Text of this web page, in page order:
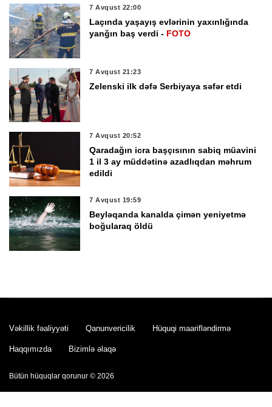
7 Avqust 22:00
Laçında yaşayış evlərinin yaxınlığında
yanğın baş verdi - FOTO
7 Avqust 21:23
Zelenski ilk dəfə Serbiyaya səfər etdi
7 Avqust 20:52
Qaradağın icra başçısının sabiq müavini
1 il 3 ay müddətinə azadlıqdan məhrum
edildi
7 Avqust 19:59
Beyləqanda kanalda çimən yeniyetmə
boğularaq öldü
7 Avqust 18:31
hücumlar edən şəxslər saxlanıldı -
7 Avqust 17:43
Vəkillik fəaliyyəti Qanunvericilik Hüquqi maarifləndirmə
Haqqımızda Bizimlə əlaqə
Bütün hüquqlar qorunur © 2026